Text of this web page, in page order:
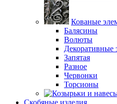
Кованые
Балясины
Волюты
Декоративные
Запятая
Разное
Червонки
Торсионы
Скобяные изделия